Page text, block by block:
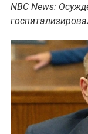
NBC News: